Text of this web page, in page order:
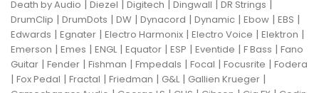
Death by Audio | Diezel | Digitech | Dingwall | DR Strings |
DrumClip | DrumDots | DW | Dynacord | Dynamic | Ebow | EBS |
Edwards | Egnater | Electro Harmonix | Electro Voice | Elektron |
Emerson | Emes | ENGL| Equator | ESP | Eventide | F Bass | Fano
Guitar | Fender | Fishman | Fmpedals | Focal | Focusrite | Fodera
| Fox Pedal | Fractal | Friedman | G&L| Gallien Krueger |